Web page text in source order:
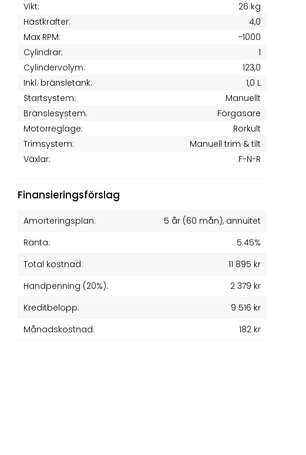
Vikt:
26 kg
Hästkrafter:
4,0
Max RPM:
-1000
Cylindrar:
1
Cylindervolym:
123,0
Inkl. bränsletank:
1,0 L
Startsystem:
Manuellt
Bränslesystem:
Förgasare
Motorreglage:
Rorkult
Trimsystem:
Manuell trim & tilt
Växlar:
F-N-R
Finansieringsförslag
Amorteringsplan: 5 år(60 mån), annuitet
Ränta:
5.45%
Total kostnad:
11 895 kr
Handpenning (20%):
2 379 kr
Kreditbelopp:
9 516 kr
Månadskostnad:
182 kr